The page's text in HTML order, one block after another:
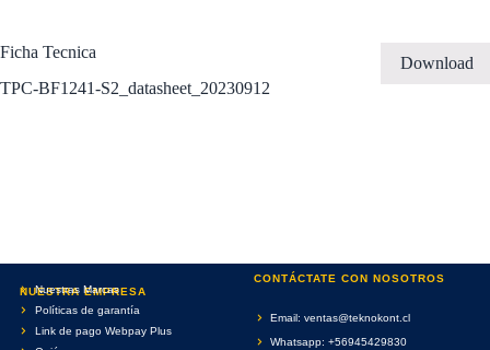
Ficha Tecnica
Download
TPC-BF1241-S2_datasheet_20230912
NUESTRA EMPRESA
Nuestras Marcas
Políticas de garantía
Link de pago Webpay Plus
CONTÁCTATE CON NOSOTROS
Email: ventas@teknokont.cl
Whatsapp: +56945429830